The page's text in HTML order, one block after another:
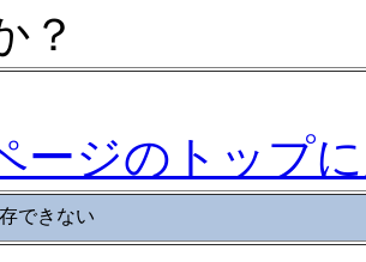
？
ージのトップ
できない